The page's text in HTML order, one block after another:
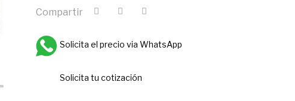
Compartir
Solicita el precio via WhatsApp
Solicita tu cotización